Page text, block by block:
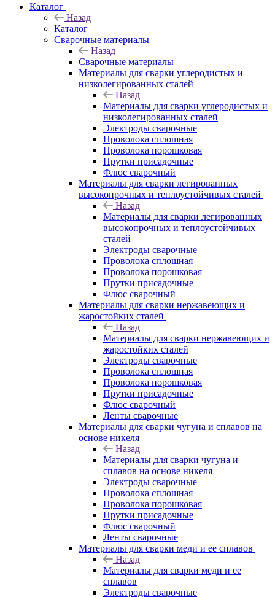
Каталог
Назад
Каталог
Сварочные материалы
Назад
Сварочные материалы
Материалы для сварки углеродистых и
низколегированных сталей
Назад
Материалы для сварки углеродистых и
низколегированных сталей
Электроды сварочные
Проволока сплошная
Проволока порошковая
Прутки присадочные
Флюс сварочный
Материалы для сварки легированных
высокопрочных и теплоустойчивых сталей
Назад
Материалы для сварки легированных
высокопрочных и теплоустойчивых
сталей
Электроды сварочные
Проволока сплошная
Проволока порошковая
Прутки присадочные
Флюс сварочный
Материалы для сварки нержавеющих и
жаростойких сталей
Назад
Материалы для сварки нержавеющих и
жаростойких сталей
Электроды сварочные
Проволока сплошная
Проволока порошковая
Прутки присадочные
Флюс сварочный
Ленты сварочные
Материалы для сварки чугуна и сплавов на
основе никеля
Назад
Материалы для сварки чугуна и
сплавов на основе никеля
Электроды сварочные
Проволока сплошная
Проволока порошковая
Прутки присадочные
Флюс сварочный
Ленты сварочные
Материалы для сварки меди и ее сплавов
Назад
Материалы для сварки меди и ее
сплавов
Электроды сварочные